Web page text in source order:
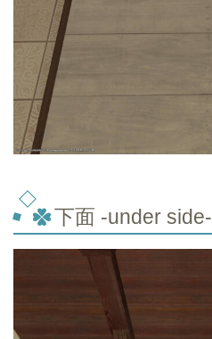
下面 -under side-